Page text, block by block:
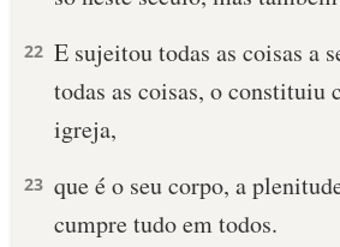
22 E sujeitou todas as coisas a
todas as coisas, o constituiu
igreja,
23 que é o seu corpo, a
cumpre tudo em todos.